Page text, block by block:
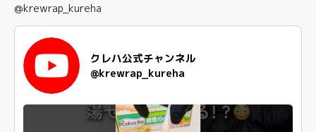
@krewrap_kureha
クレハ公式チャンネル
@krewrap_kureha